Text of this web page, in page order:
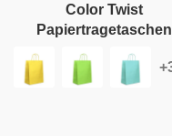
Color Twist
Papiertragetaschen